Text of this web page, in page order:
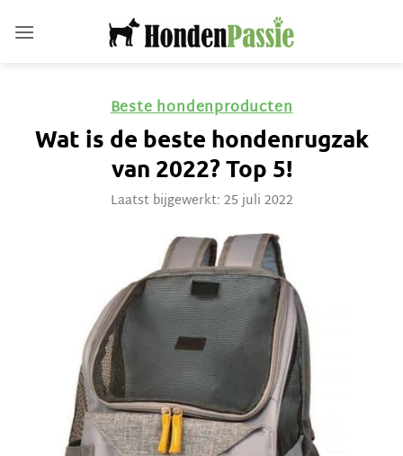
naar
Beste hondenproducten
Wat is de beste hondenrugzak
van 2022? Top 5!
Laatst bijgewerkt: 25 juli 2022